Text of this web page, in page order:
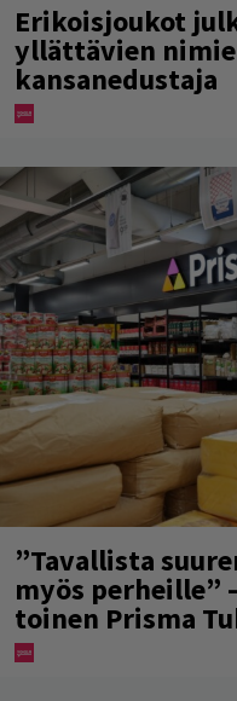
Erikoisjoukot
yllättävien
kansanedustaja
”Tavallista
myös perheille”
toinen Prisma